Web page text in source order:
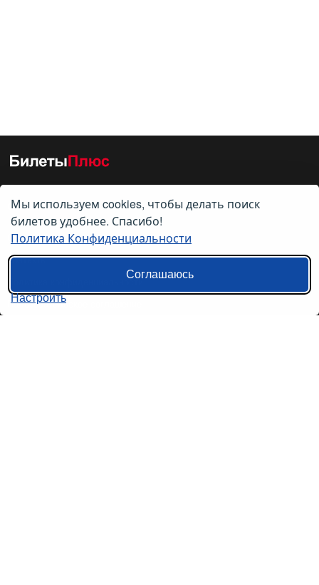
О нас
О компании
Контакты
Пользовательское соглашение
Мы используем cookies, чтобы делать поиск
билетов удобнее. Спасибо!
Политика Конфиденциальности
Соглашаюсь
Настроить